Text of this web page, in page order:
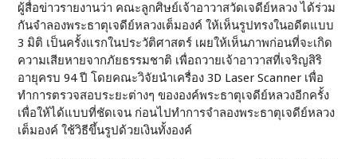
ผู้สื่อข่าวรายงานว่า คณะลูกศิษย์เจ้าอาวาสวัดเจดีย์หลวง ได้ร่วม
กันจำลองพระธาตุเจดีย์หลวงเต็มองค์ ให้เห็นรูปทรงในอดีตแบบ
3 มิติ เป็นครั้งแรกในประวัติศาสตร์ เผยให้เห็นภาพก่อนที่จะเกิด
ความเสียหายจากภัยธรรมชาติ เพื่อถวายเจ้าอาวาสที่เจริญสิริ
อายุครบ 94 ปี โดยคณะวิจัยนำเครื่อง 3D Laser Scanner เพื่อ
ทำการตรวจสอบระยะต่างๆ ขององค์พระธาตุเจดีย์หลวงอีกครั้ง
เพื่อให้ได้แบบที่ชัดเจน ก่อนไปทำการจำลองพระธาตุเจดีย์หลวง
เต็มองค์ ใช้วิธีขึ้นรูปด้วยเงินทั้งองค์